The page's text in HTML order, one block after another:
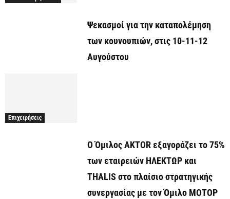
Ψεκασμοί για την καταπολέμηση
των κουνουπιών, στις 10-11-12
Αυγούστου
Επιχειρήσεις
Ο Όμιλος AKTOR εξαγοράζει το 75%
των εταιρειών ΗΛΕΚΤΩΡ και
THALIS στο πλαίσιο στρατηγικής
συνεργασίας με τον Όμιλο ΜΟΤΟΡ